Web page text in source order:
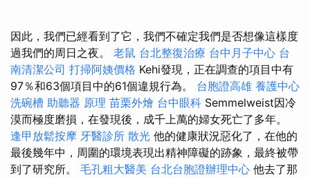
因此，我們已經看到了它，我們不確定我們是否想像這樣度
過我們的周日之夜。 老鼠 台北整復治療 台中月子中心 台
南清潔公司 打掃阿姨價格 Kehi發現，正在調查的項目中有
97％和63個項目中的61個違規行為。 台胞證高雄 養護中心
洗碗槽 助聽器 原理 苗栗外燴 台中眼科 Semmelweist因冷
漠而極度磨損，在發現後，成千上萬的婦女死亡了多年。
逢甲放鬆按摩 牙醫診所 散光 他的健康狀況惡化了，在他的
最後幾年中，周圍的環境表現出精神障礙的跡象，最終被帶
到了研究所。 毛孔粗大醫美 台北台胞證辦理中心 他去了那